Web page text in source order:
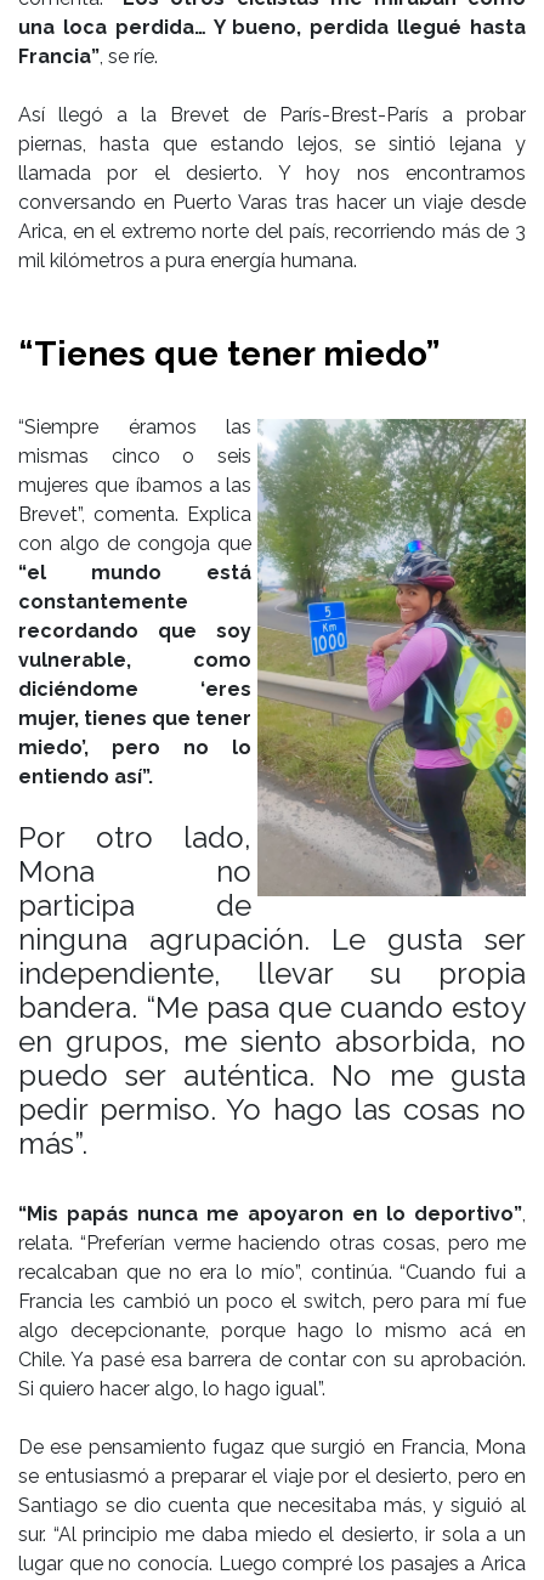
una loca perdida… Y bueno, perdida llegué hasta
Francia”, se ríe.
Así llegó a la Brevet de París-Brest-París a probar
piernas, hasta que estando lejos, se sintió lejana y
llamada por el desierto. Y hoy nos encontramos
conversando en Puerto Varas tras hacer un viaje desde
Arica, en el extremo norte del país, recorriendo más de 3
mil kilómetros a pura energía humana.
“Tienes que tener miedo”
“Siempre éramos las
mismas cinco o seis
mujeres que íbamos a las
Brevet”, comenta. Explica
con algo de congoja que
“el mundo está
constantemente
recordando que soy
vulnerable, como
diciéndome ‘eres
mujer, tienes que tener
miedo’, pero no lo
entiendo así”.
Por otro lado,
Mona no
participa de
ninguna agrupación. Le gusta ser
independiente, llevar su propia
bandera. “Me pasa que cuando estoy
en grupos, me siento absorbida, no
puedo ser auténtica. No me gusta
pedir permiso. Yo hago las cosas no
más”.
“Mis papás nunca me apoyaron en lo deportivo”,
relata. “Preferían verme haciendo otras cosas, pero me
recalcaban que no era lo mío”, continúa. “Cuando fui a
Francia les cambió un poco el switch, pero para mí fue
algo decepcionante, porque hago lo mismo acá en
Chile. Ya pasé esa barrera de contar con su aprobación.
Si quiero hacer algo, lo hago igual”.
De ese pensamiento fugaz que surgió en Francia, Mona
se entusiasmó a preparar el viaje por el desierto, pero en
Santiago se dio cuenta que necesitaba más, y siguió al
sur. “Al principio me daba miedo el desierto, ir sola a un
lugar que no conocía. Luego compré los pasajes a Arica